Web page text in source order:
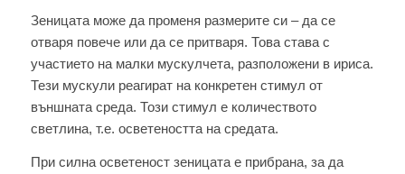
Зеницата може да променя размерите си – да се
отваря повече или да се притваря. Това става с
участието на малки мускулчета, разположени в ириса.
Тези мускули реагират на конкретен стимул от
външната среда. Този стимул е количеството
светлина, т.е. осветеността на средата.
При силна осветеност зеницата е прибрана, за да